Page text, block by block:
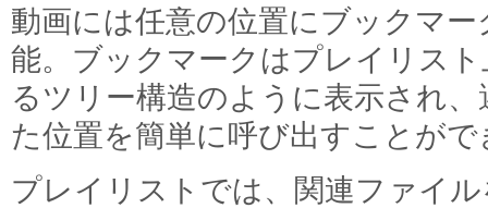
動画には任意の位置にブックマ
能。ブックマークはプレイリス
るツリー構造のように表示され
た位置を簡単に呼び出すことがで
プレイリストでは、関連ファイ